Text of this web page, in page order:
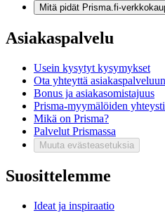
Mitä pidät Prisma.fi-
Asiakaspalvelu
Usein kysytyt kysymykset
Ota yhteyttä asiakaspalveluun
Bonus ja asiakasomistajuus
Prisma-myymälöiden
Mikä on Prisma?
Palvelut Prismassa
Muuta evästeasetuksia
Suosittelemme
Ideat ja inspiraatio